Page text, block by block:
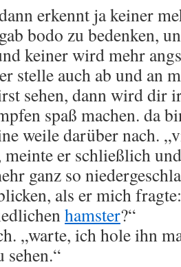
erkennt ja keiner
bodo zu bedenken,
keiner wird mehr
stelle auch ab und an
sehen, dann wird dir
spaß machen. da
weile darüber nach.
meinte er schließlich
ganz so
als er mich
hamster?“
„warte, ich hole ihn
sehen.“